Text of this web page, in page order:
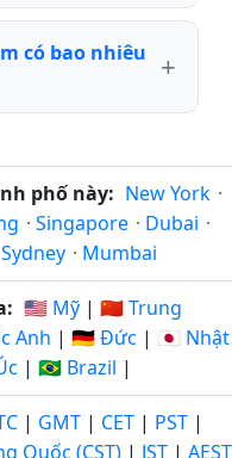
có bao nhiêu
phố này: New York ·
· Singapore · Dubai ·
Sydney · Mumbai
🇺🇸 Mỹ | 🇨🇳 Trung
Anh | 🇩🇪 Đức | 🇯🇵 Nhật
| 🇧🇷 Brazil |
| GMT | CET | PST |
Quốc (CST) | JST | AEST